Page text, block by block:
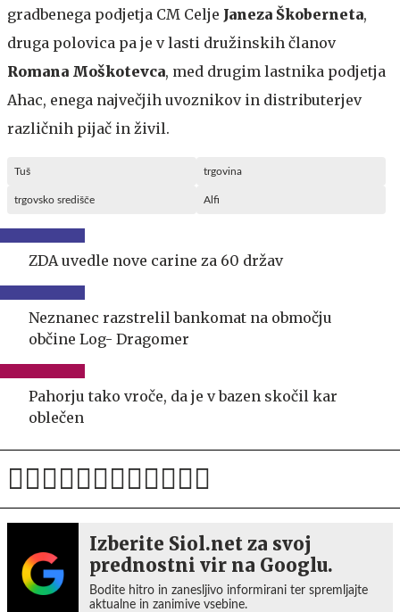
gradbenega podjetja CM Celje Janeza Škoberneta,
druga polovica pa je v lasti družinskih članov
Romana Moškotevca, med drugim lastnika podjetja
Ahac, enega največjih uvoznikov in distributerjev
različnih pijač in živil.
Tuš trgovina
trgovsko središče Alfi
ZDA uvedle nove carine za 60 držav
Neznanec razstrelil bankomat na območju
občine Log- Dragomer
Pahorju tako vroče, da je v bazen skočil kar
oblečen
Izberite Siol.net za svoj
prednostni vir na Googlu.
Bodite hitro in zanesljivo informirani ter spremljajte
aktualne in zanimive vsebine.